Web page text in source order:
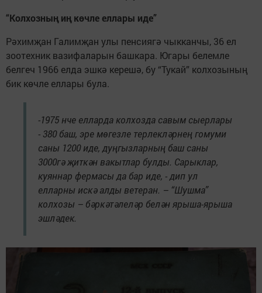
“Колхозның иң көчле еллары иде”
Рәхимҗан Галимҗан улы пенсиягә чыкканчы, 36 ел
зоотехник вазифаларын башкара. Югары белемле
белгеч 1966 елда эшкә керешә, бу “Тукай” колхозының
бик көчле еллары була.
-1975 нче елларда колхозда савым сыерлары
- 380 баш, эре мөгезле терлекләрнең гомуми
саны 1200 иде, дуңгызларның баш саны
3000гә җиткән вакытлар булды. Сарыклар,
куяннар фермасы да бар иде, - дип ул
елларны искә алды ветеран. – “Шушма”
колхозы – бәркәтәлеләр белән ярыша-ярыша
эшләдек.